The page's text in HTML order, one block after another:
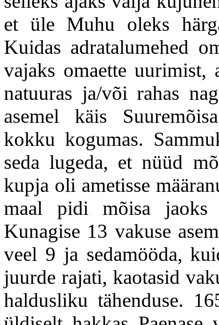
et üle Muhu oleks
Kuidas adratalumehed
vajaks omaette uurimist,
natuuras ja/või rahas
asemel käis
kokku kogumas.
seda lugeda, et nüüd
kupja oli ametisse
maal pidi mõisa jaoks
Kunagise 13 vakuse
veel 9 ja sedamööda,
juurde rajati, kaotasid
haldusliku tähenduse.